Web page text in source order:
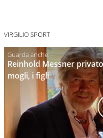
VIRGILIO SPORT
Reinhold Messner
mogli, i figli